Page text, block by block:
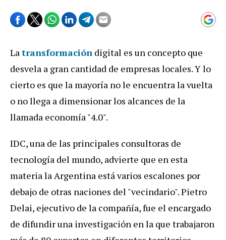
Latransformación digital es un concepto que
desvela a gran cantidad de empresas locales. Y lo
cierto es que la mayoría no le encuentra la vuelta
o no llega a dimensionar los alcances de la
llamada economía "4.0".
IDC, una de las principales consultoras de
tecnología del mundo, advierte que en esta
materia la Argentina está varios escalones por
debajo de otras naciones del "vecindario". Pietro
Delai, ejecutivo de la compañía, fue el encargado
de difundir una investigación en la que trabajaron